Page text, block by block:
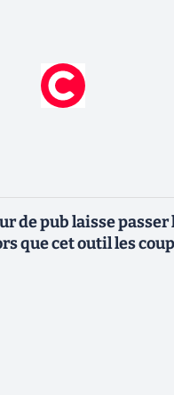
de pub laisse passer
que cet outil les